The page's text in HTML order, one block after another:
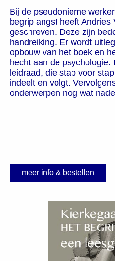
Bij de pseudonieme
begrip angst heeft Andries
geschreven. Deze zijn
handreiking. Er wordt
opbouw van het boek en
hecht aan de psychologie.
leidraad, die stap voor
indeelt en volgt.
onderwerpen nog wat
meer info & bestellen